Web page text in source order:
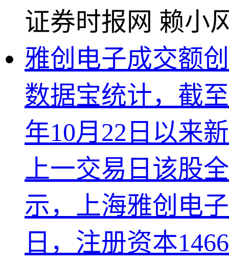
证券时报网 赖小
雅创电子成交额
数据宝统计，截
年10月22日以来
上一交易日该股
示，上海雅创电
日，注册资本